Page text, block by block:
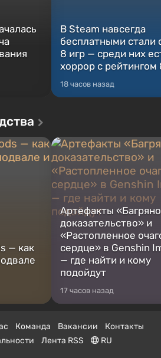
В Steam навсегда
бесплатными стали
8 игр — среди них
хоррор с рейтингом
18 часов назад
— как
Артефакты
доказательство» и
«Растопленное
сердце» в Genshin
— где найти и кому
подойдут
17 часов назад
Команда Вакансии
Контакты
Лента RSS RU